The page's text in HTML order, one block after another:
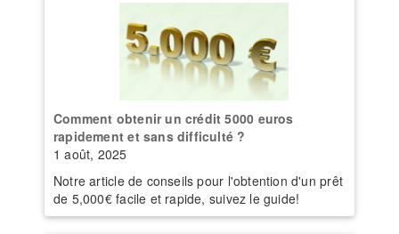
Comment obtenir un crédit 5000 euros
rapidement et sans difficulté ?
1 août, 2025
Notre article de conseils pour l'obtention d'un prêt
de 5,000€ facile et rapide, suivez le guide!